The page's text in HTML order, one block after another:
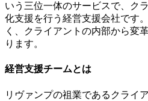
いう三位一体のサービスで、ク
化支援を行う経営支援会社です
く、クライアントの内部から変
ります。
経営支援チームとは
リヴァンプの祖業であるクライ